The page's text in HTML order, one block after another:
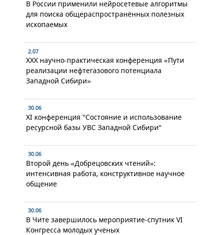
В России применили нейросетевые алгоритмы
для поиска общераспространённых полезных
ископаемых
2.07
XXX научно-практическая конференция «Пути
реализации нефтегазового потенциала
Западной Сибири»
30.06
XI конференция "Состояние и использование
ресурсной базы УВС Западной Сибири"
30.06
Второй день «Добрецовских чтений»:
интенсивная работа, конструктивное научное
общение
30.06
В Чите завершилось мероприятие-спутник VI
Конгресса молодых учёных